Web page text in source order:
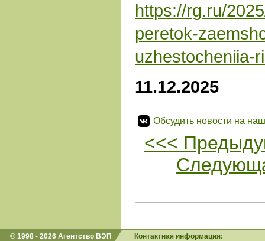
https://rg.ru/
peretok-
uzhestocheniia-
11.12.2025
Обсудить новости на
<<<
© 1998 - 2026 Агентство ВЭП Контактная информация: